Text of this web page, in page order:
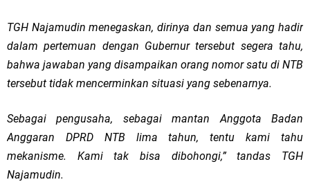
TGH Najamudin menegaskan, dirinya dan semua yang hadir
dalam pertemuan dengan Gubernur tersebut segera tahu,
bahwa jawaban yang disampaikan orang nomor satu di NTB
tersebut tidak mencerminkan situasi yang sebenarnya.
Sebagai pengusaha, sebagai mantan Anggota Badan
Anggaran DPRD NTB lima tahun, tentu kami tahu
mekanisme. Kami tak bisa dibohongi,” tandas TGH
Najamudin.